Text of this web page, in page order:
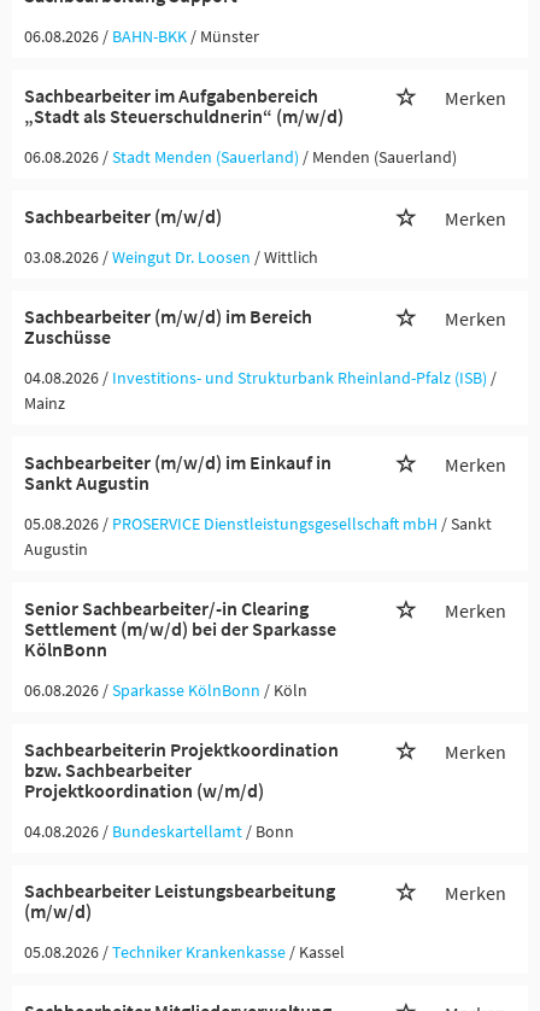
06.08.2026 / BAHN-BKK / Münster
Sachbearbeiter im Aufgabenbereich
„Stadt als Steuerschuldnerin“ (m/w/d)
Merken
06.08.2026 /Stadt Menden (Sauerland) / Menden (Sauerland)
Sachbearbeiter (m/w/d) Merken
03.08.2026 /Weingut Dr. Loosen / Wittlich
Sachbearbeiter (m/w/d) im Bereich
Zuschüsse
Merken
04.08.2026 / Investitions- und Strukturbank Rheinland-Pfalz (ISB) /
Mainz
Sachbearbeiter (m/w/d) im Einkauf in
Sankt Augustin
Merken
05.08.2026 / PROSERVICE Dienstleistungsgesellschaft mbH / Sankt
Augustin
Senior Sachbearbeiter/-in Clearing
Settlement (m/w/d) bei der Sparkasse
KölnBonn
Merken
06.08.2026 /Sparkasse KölnBonn / Köln
Sachbearbeiterin Projektkoordination
bzw. Sachbearbeiter
Projektkoordination (w/m/d)
Merken
04.08.2026 / Bundeskartellamt / Bonn
Sachbearbeiter Leistungsbearbeitung
(m/w/d)
Merken
05.08.2026 /Techniker Krankenkasse / Kassel